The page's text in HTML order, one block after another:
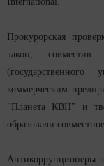
Прокурорская
закон,
(государственного
коммерческим
"Планета КВН" и
образовали
Антикоррупционеры